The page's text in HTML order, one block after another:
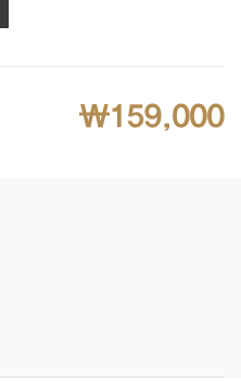
₩159,000